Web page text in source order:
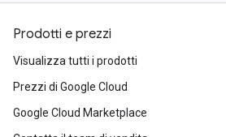
Prodotti e prezzi
Visualizza tutti i prodotti
Prezzi di Google Cloud
Google Cloud Marketplace